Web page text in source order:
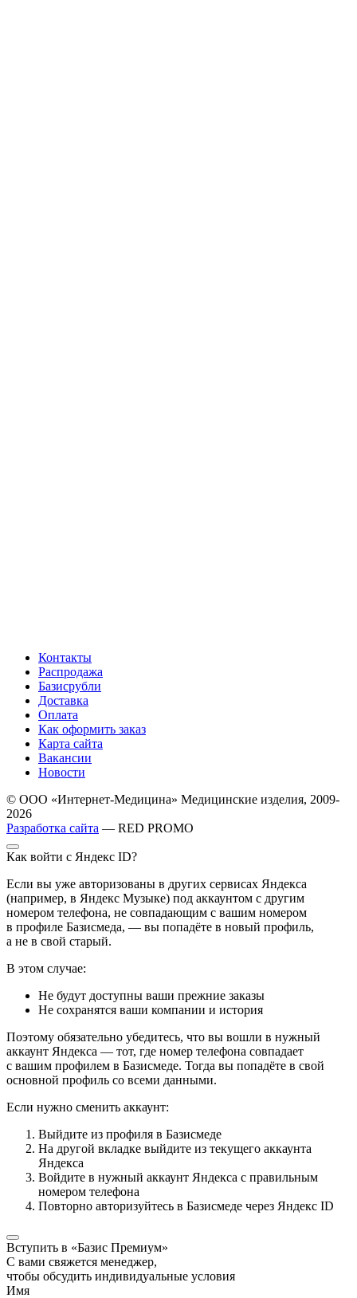
Контакты
Распродажа
Базисрубли
Доставка
Оплата
Как оформить заказ
Карта сайта
Вакансии
Новости
© ООО «Интернет-Медицина» Медицинские изделия, 2009-
2026
Разработка сайта — RED PROMO
Как войти с Яндекс ID?
Если вы уже авторизованы в других сервисах Яндекса
(например, в Яндекс Музыке) под аккаунтом с другим
номером телефона, не совпадающим с вашим номером
в профиле Базисмеда, — вы попадёте в новый профиль,
а не в свой старый.
В этом случае:
Не будут доступны ваши прежние заказы
Не сохранятся ваши компании и история
Поэтому обязательно убедитесь, что вы вошли в нужный
аккаунт Яндекса — тот, где номер телефона совпадает
с вашим профилем в Базисмеде. Тогда вы попадёте в свой
основной профиль со всеми данными.
Если нужно сменить аккаунт:
Выйдите из профиля в Базисмеде
На другой вкладке выйдите из текущего аккаунта
Яндекса
Войдите в нужный аккаунт Яндекса с правильным
номером телефона
Повторно авторизуйтесь в Базисмеде через Яндекс ID
Вступить в «Базис Премиум»
С вами свяжется менеджер,
чтобы обсудить индивидуальные условия
Имя